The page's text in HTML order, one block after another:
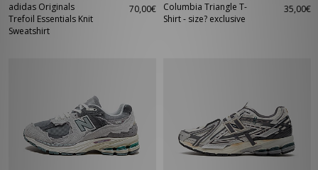
adidas Originals
Trefoil Essentials Knit
Sweatshirt
70,00€
Columbia Triangle T-
Shirt - size? exclusive
35,00€